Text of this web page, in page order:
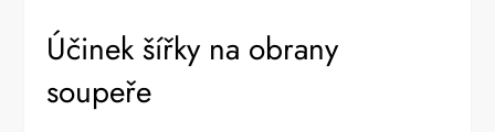
Účinek šířky na obrany
soupeře